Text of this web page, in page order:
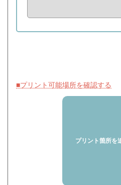
■プリント可能場所を確認する
プリント箇所を